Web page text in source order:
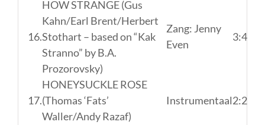
16.
HOW STRANGE (Gus
Kahn/Earl Brent/Herbert
Stothart – based on “Kak
Stranno” by B.A.
Prozorovsky)
Zang: Jenny
Even
3:47
17.
HONEYSUCKLE ROSE
(Thomas ‘Fats’
Waller/Andy Razaf)
Instrumentaal2:25